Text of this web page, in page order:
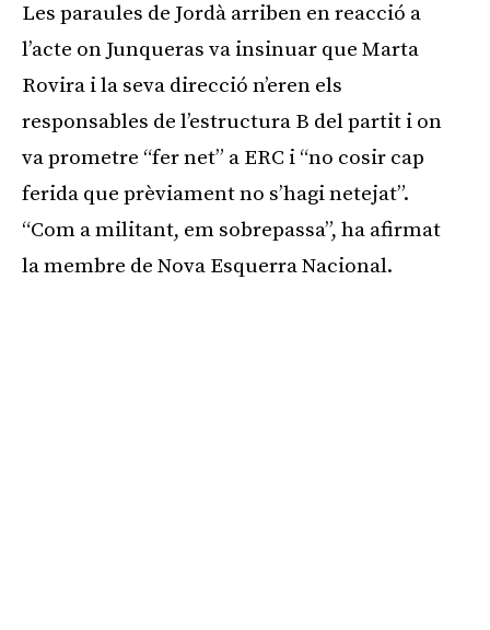
Les paraules de Jordà arriben en reacció a
l’acte on Junqueras va insinuar que Marta
Rovira i la seva direcció n’eren els
responsables de l’estructura B del partit i on
va prometre “fer net” a ERC i “no cosir cap
ferida que prèviament no s’hagi netejat”.
“Com a militant, em sobrepassa”, ha afirmat
la membre de Nova Esquerra Nacional.